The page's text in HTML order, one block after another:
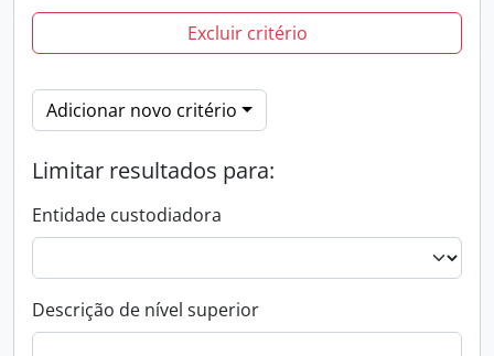
Excluir critério
Adicionar novo critério
Limitar resultados para:
Entidade custodiadora
Descrição de nível superior